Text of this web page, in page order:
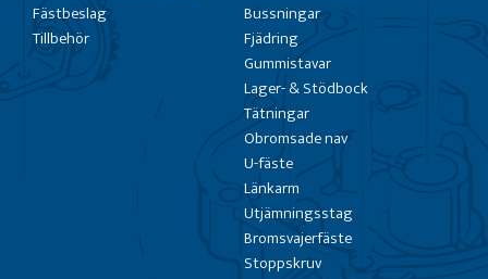
Fästbeslag
Tillbehör
Bussningar
Fjädring
Gummistavar
Lager- & Stödbock
Tätningar
Obromsade nav
U-fäste
Länkarm
Utjämningsstag
Bromsvajerfäste
Stoppskruv